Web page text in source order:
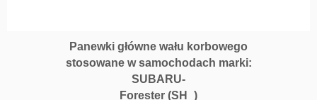
Panewki główne wału korbowego
stosowane w samochodach marki:
SUBARU-
Forester (SH_)